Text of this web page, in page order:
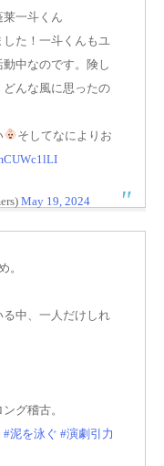
一斗くん
た！一斗くんもユ
中なのです。険し
んな風に思ったの
そしてなによりお
May 19, 2024
。
中、一人だけしれ
グ稽古。
#泥を泳ぐ #演劇引力